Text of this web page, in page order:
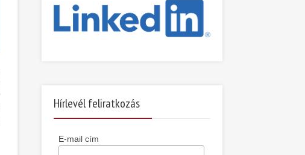
Hírlevél feliratkozás
E-mail cím